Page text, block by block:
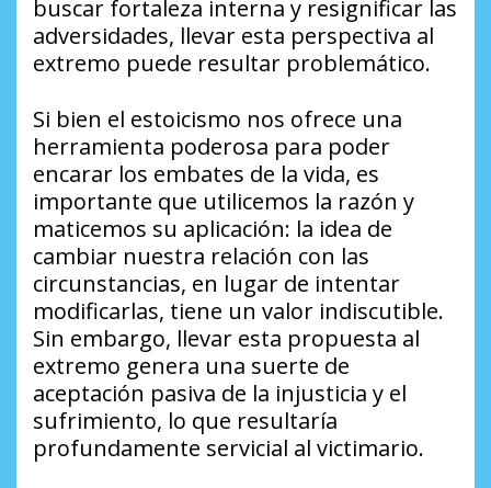
buscar fortaleza interna y resignificar las
adversidades, llevar esta perspectiva al
extremo puede resultar problemático.
Si bien el estoicismo nos ofrece una
herramienta poderosa para poder
encarar los embates de la vida, es
importante que utilicemos la razón y
maticemos su aplicación: la idea de
cambiar nuestra relación con las
circunstancias, en lugar de intentar
modificarlas, tiene un valor indiscutible.
Sin embargo, llevar esta propuesta al
extremo genera una suerte de
aceptación pasiva de la injusticia y el
sufrimiento, lo que resultaría
profundamente servicial al victimario.